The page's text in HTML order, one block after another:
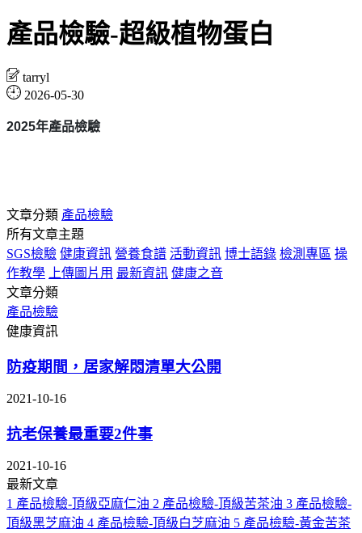
產品檢驗-超級植物蛋白
tarryl
2026-05-30
2025年產品檢驗
文章分類 產品檢驗
所有文章主題
SGS檢驗 健康資訊 營養食譜 活動資訊 博士語錄 檢測專區 操
作教學
上傳圖片用 最新資訊 健康之音
文章分類
產品檢驗
健康資訊
防疫期間，居家解悶清單大公開
2021-10-16
抗老保養最重要2件事
2021-10-16
最新文章
1 產品檢驗-頂級亞麻仁油 2 產品檢驗-頂級苦茶油 3 產品檢驗-
頂級黑芝麻油 4 產品檢驗-頂級白芝麻油 5 產品檢驗-黃金苦茶